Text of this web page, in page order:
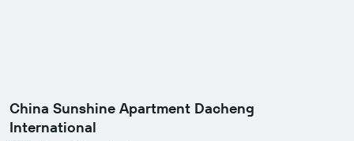
China Sunshine Apartment Dacheng
International